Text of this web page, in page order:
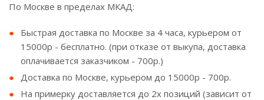
По Москве в пределах МКАД:
Быстрая доставка по Москве за 4 часа, курьером от
15000р - бесплатно. (при отказе от выкупа, доставка
оплачивается заказчиком - 700р.)
Доставка по Москве, курьером до 15000р - 700р.
На примерку доставляется до 2х позиций (зависит от